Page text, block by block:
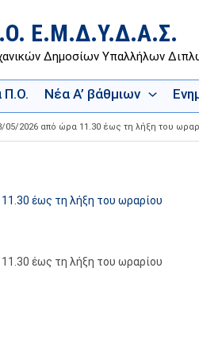
Ε.Μ.Δ.Υ.Δ.Α.Σ.
Δημοσίων Υπαλλήλων
Π.Ο. Νέα Α’ βάθμιων
2026 από ώρα 11.30 έως τη λήξη του
έως τη λήξη του ωραρίου
έως τη λήξη του ωραρίου